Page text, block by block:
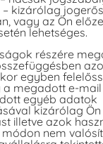
– kizárólag
vagy az Ön
lehetséges.
részére
egyben
a megadott e-mail
egyéb adatok
kizárólag
illetve azok
nem